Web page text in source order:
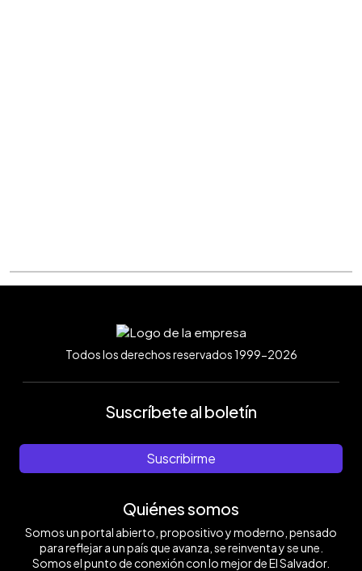
Todos los derechos reservados 1999-2026
Suscríbete al boletín
Suscribirme
Quiénes somos
Somos un portal abierto, propositivo y moderno, pensado
para reflejar a un país que avanza, se reinventa y se une.
Somos el punto de conexión con lo mejor de El Salvador.